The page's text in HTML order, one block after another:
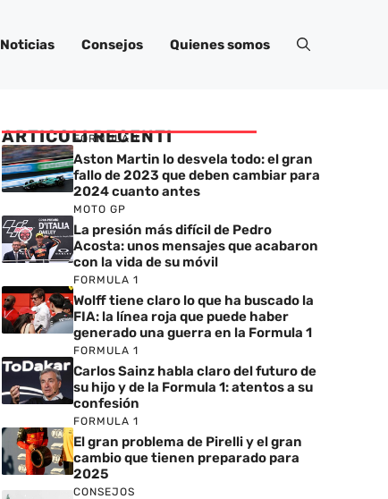
Noticias Consejos Quienes somos
ARTICOLI RECENTI
FORMULA 1
Aston Martin lo desvela todo: el gran
fallo de 2023 que deben cambiar para
2024 cuanto antes
MOTO GP
La presión más difícil de Pedro
Acosta: unos mensajes que acabaron
con la vida de su móvil
FORMULA 1
Wolff tiene claro lo que ha buscado la
FIA: la línea roja que puede haber
generado una guerra en la Formula 1
FORMULA 1
Carlos Sainz habla claro del futuro de
su hijo y de la Formula 1: atentos a su
confesión
FORMULA 1
El gran problema de Pirelli y el gran
cambio que tienen preparado para
2025
CONSEJOS